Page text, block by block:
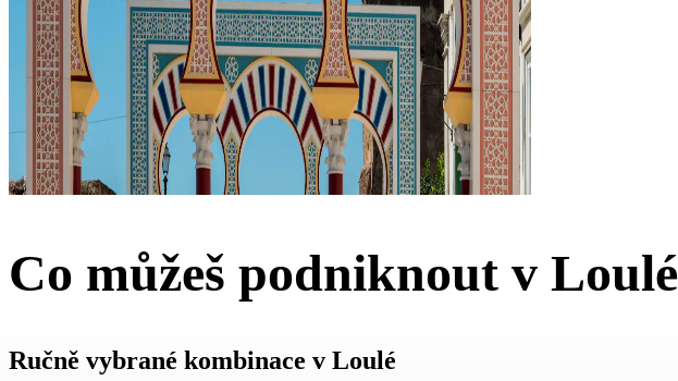
Co můžeš podniknout v Loulé
Ručně vybrané kombinace v Loulé